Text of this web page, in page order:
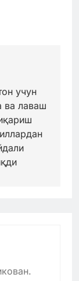
учун
ва лаваш